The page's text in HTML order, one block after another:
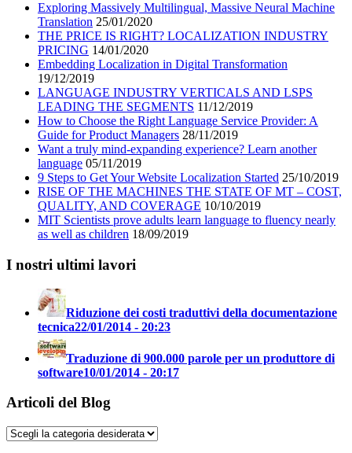
Exploring Massively Multilingual, Massive Neural Machine
Translation 25/01/2020
THE PRICE IS RIGHT? LOCALIZATION INDUSTRY
PRICING 14/01/2020
Embedding Localization in Digital Transformation
19/12/2019
LANGUAGE INDUSTRY VERTICALS AND LSPS
LEADING THE SEGMENTS 11/12/2019
How to Choose the Right Language Service Provider: A
Guide for Product Managers 28/11/2019
Want a truly mind-expanding experience? Learn another
language 05/11/2019
9 Steps to Get Your Website Localization Started 25/10/2019
RISE OF THE MACHINES THE STATE OF MT – COST,
QUALITY, AND COVERAGE 10/10/2019
MIT Scientists prove adults learn language to fluency nearly
as well as children 18/09/2019
I nostri ultimi lavori
Riduzione dei costi traduttivi della documentazione
tecnica22/01/2014 - 20:23
Traduzione di 900.000 parole per un produttore di
software10/01/2014 - 20:17
Articoli del Blog